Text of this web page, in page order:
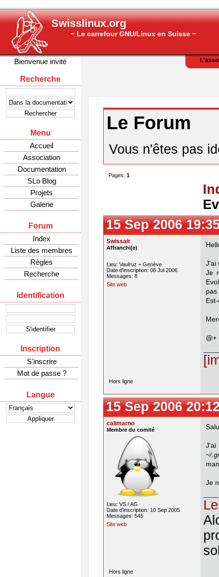
Swisslinux.org
− Le carrefour GNU/Linux en Suisse −
Bienvenue invité
Recherche
Menu
Accueil
Association
Documentation
SLo Blog
Projets
Galerie
Forum
Index
Liste des membres
Règles
Recherche
Identification
Inscription
S'inscrire
Mot de passe ?
Langue
Le Forum
Vous n'êtes pas
Pages: 1
15 Sep 2006
Swissair
Affranchi(e)
Lieu: Vaulruz + Genève
Date d'inscription: 08 Jul 2006
Messages: 8
Site web
J'ai
Je
@+
Hors ligne
15 Sep 2006
calimarno
Membre du comité
Lieu: VS / AG
Date d'inscription: 10 Sep 2005
Messages: 545
Site web
~/
Je
Hors ligne